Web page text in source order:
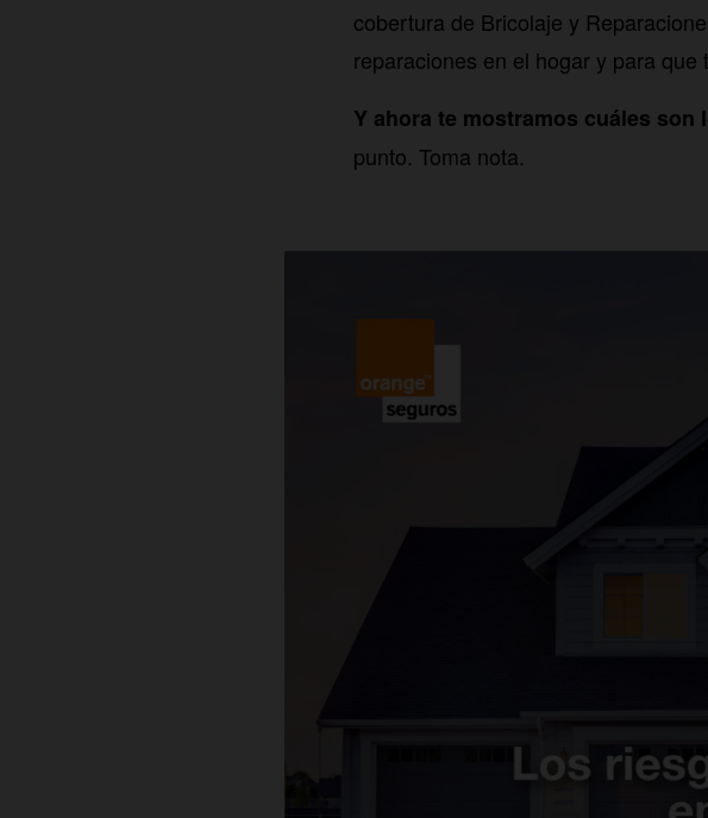
cobertura de Bricolaje y
reparaciones en el hogar y para
Y ahora te mostramos cuáles
punto. Toma nota.